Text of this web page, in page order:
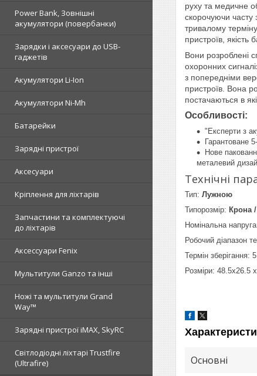
Power Bank, Зовнішні
акумулятори (повербанки)
Зарядки і аксесуари до USB-
гаджетів
Акумулятори Li-Ion
Акумулятори Ni-Mh
Батарейки
Зарядні пристрої
Аксесуари
Кріплення для ліхтарів
Запчастини та комплектуючі
до ліхтарів
Аксессуари Fenix
Мультитули Ganzo та інші
Ножі та мультитули Grand
Way™
Зарядні пристрої iMAX, SkyRC
Світлодіодні ліхтарі Trustfire
(Ultrafire)
руху та медичне
скорочуючи часту
тривалому
пристроїв, якість
Вони розроблені
охоронних
з попередніми
пристроїв. Вона
постачаються в
Особливості:
"Експерти з
Гарантоване
Нове
металевий
Технічні
Тип: Лужною
Типорозмір: Крона
Номінальна
Робочий діапазон
Термін зберігання:
Розміри: 48.5x26.5
Основні